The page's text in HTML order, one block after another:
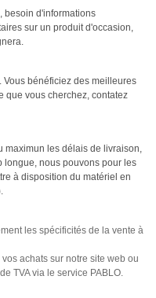
besoin d'informations
sur un produit d'occasion,
Vous bénéficiez des meilleures
que vous cherchez, contatez
maximun les délais de livraison,
longue, nous pouvons pour les
à disposition du matériel en
les spécificités de la vente à
achats sur notre site web ou
TVA via le service PABLO.